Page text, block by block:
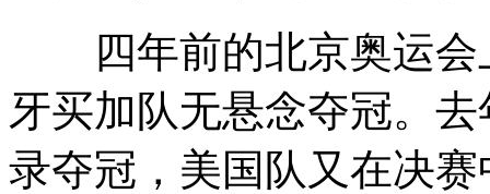
四年前的北京奥运会
牙买加队无悬念夺冠。
录夺冠，美国队又在决